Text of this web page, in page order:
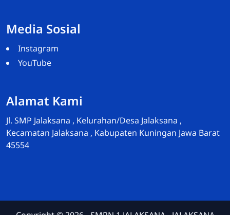
Media Sosial
Instagram
YouTube
Alamat Kami
Jl. SMP Jalaksana , Kelurahan/Desa Jalaksana ,
Kecamatan Jalaksana , Kabupaten Kuningan Jawa Barat
45554